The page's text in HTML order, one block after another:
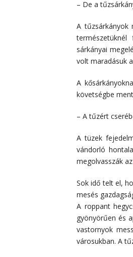
– De a
A tűzsárkányok
sárkányai
volt maradásuk
A
követségbe
– A tűzért
A tüzek
vándorló
megolvasszák
Sok idő telt el,
mesés
A roppant
gyönyörűen és
vastornyok
városukban. A